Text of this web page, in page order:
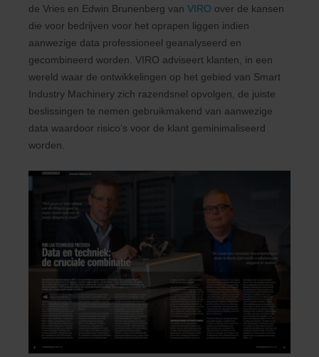
de Vries en Edwin Brunenberg van VIRO over de kansen
die voor bedrijven voor het oprapen liggen indien
aanwezige data professioneel geanalyseerd en
gecombineerd worden. VIRO adviseert klanten, in een
wereld waar de ontwikkelingen op het gebied van Smart
Industry Machinery zich razendsnel opvolgen, de juiste
beslissingen te nemen gebruikmakend van aanwezige
data waardoor risico’s voor de klant geminimaliseerd
worden.